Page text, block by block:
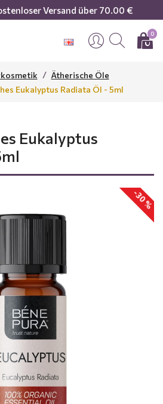
Versand über 70.00 €
0
Ätherische Öle
Eukalyptus Radiata Öl - 5ml
Eukalyptus
-30 %